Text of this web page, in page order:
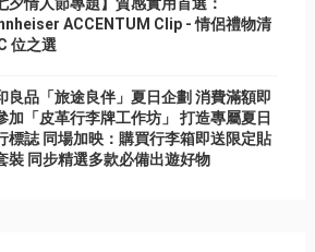
夕情人節專題】質感實用首選：
ACCENTUM Clip - 情侶禮物清
位之選
良品「旅途良伴」夏日企劃 消費滿額即
加「皮革行李牌工作坊」 打造專屬夏日
標誌 同場加映：購買行李箱即送限定貼
裝 同步精選多款必備出遊好物